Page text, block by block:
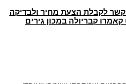
קשר לקבלת הצעת מחיר ולבדיקה
קבריולה במכון גירים